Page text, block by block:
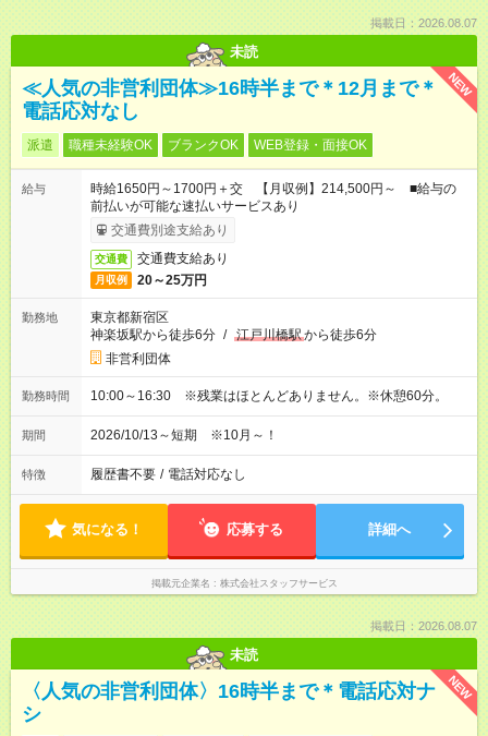
掲載日：2026.08.07
未読
NEW
≪人気の非営利団体≫16時半まで＊12月まで＊
電話応対なし
派遣 職種未経験OK ブランクOK WEB登録・面接OK
給与
時給1650円～1700円＋交 【月収例】214,500円～ ■給与の
前払いが可能な速払いサービスあり
交通費別途支給あり
交通費 交通費支給あり
月収例 20～25万円
勤務地
東京都新宿区
神楽坂駅から徒歩6分 / 江戸川橋駅から徒歩6分
非営利団体
勤務時間 10:00～16:30 ※残業はほとんどありません。※休憩60分。
期間 2026/10/13～短期 ※10月～！
特徴 履歴書不要 / 電話対応なし
気になる！ 応募する 詳細へ
掲載元企業名 株式会社スタッフサービス
掲載日：2026.08.07
未読
NEW
〈人気の非営利団体〉16時半まで＊電話応対ナ
シ